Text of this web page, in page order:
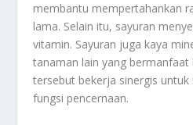
membantu mempertahankan
lama. Selain itu, sayuran
vitamin. Sayuran juga kaya
tanaman lain yang bermanfaat
tersebut bekerja sinergis
fungsi pencernaan.